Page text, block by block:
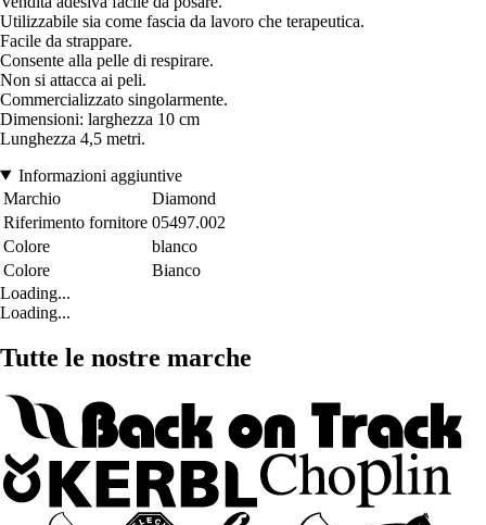
Utilizzabile sia come fascia da lavoro che terapeutica.
Facile da strappare.
Consente alla pelle di respirare.
Non si attacca ai peli.
Commercializzato singolarmente.
Dimensioni: larghezza 10 cm
Lunghezza 4,5 metri.
Informazioni aggiuntive
Marchio
Diamond
Riferimento fornitore 05497.002
Colore
blanco
Colore
Bianco
Loading...
Loading...
Tutte le nostre marche